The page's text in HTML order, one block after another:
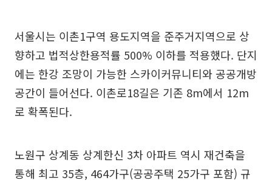
서울시는 이촌1구역 용도지역을 준주거지역으로 상
향하고 법적상한용적률 500% 이하를 적용했다. 단지
에는 한강 조망이 가능한 스카이커뮤니티와 공공개방
공간이 들어선다. 이촌로18길은 기존 8m에서 12m
로 확폭된다.
노원구 상계동 상계한신 3차 아파트 역시 재건축을
통해 최고 35층, 464가구(공공주택 25가구 포함) 규